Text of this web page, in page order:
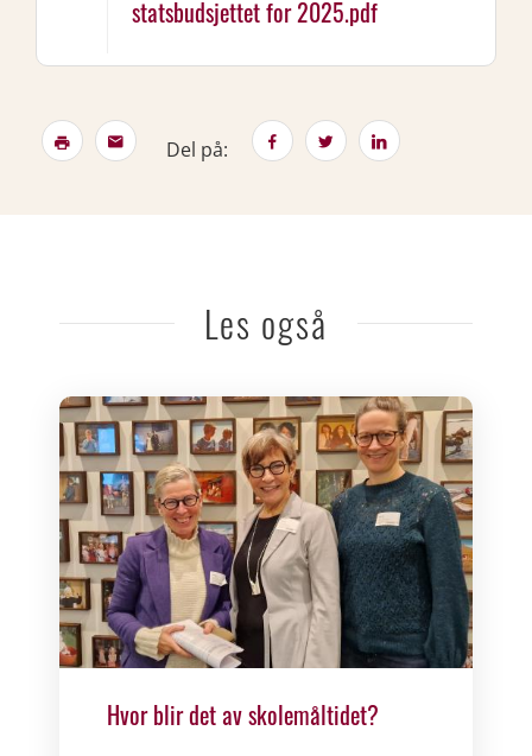
statsbudsjettet for 2025.pdf
Del på:
Les også
Hvor blir det av skolemåltidet?